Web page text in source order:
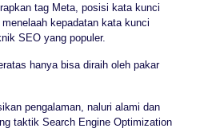
tag Meta, posisi kata kunci
kepadatan kata kunci
SEO yang populer.
hanya bisa diraih oleh pakar
pengalaman, naluri alami dan
taktik Search Engine Optimization